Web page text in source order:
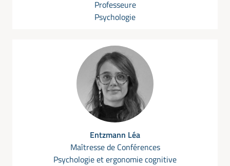
Professeure
Psychologie
Entzmann Léa
Maîtresse de Conférences
Psychologie et ergonomie cognitive